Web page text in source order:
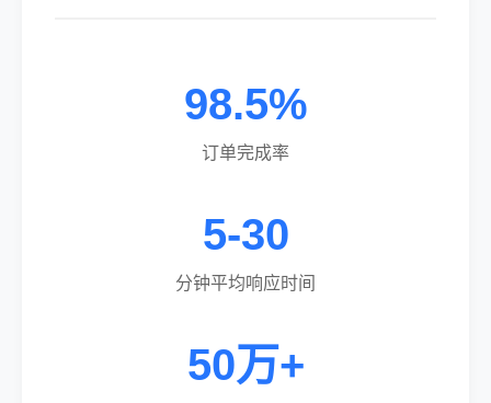
98.5%
订单完成率
5-30
分钟平均响应时间
50万+